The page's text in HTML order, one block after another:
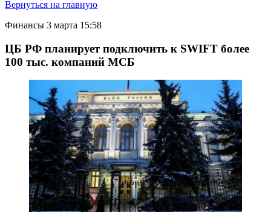
Вернуться на главную
Финансы 3 марта 15:58
ЦБ РФ планирует подключить к SWIFT более
100 тыс. компаний МСБ